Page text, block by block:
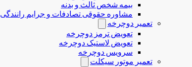
بیمه شخص ثالث و بدنه
مشاوره حقوقی تصادفات و جرایم رانندگی
تعمیر دوچرخه
تعویض ترمز دوچرخه
تعویض لاستیک دوچرخه
سرویس دوچرخه
تعمیر موتور سیکلت